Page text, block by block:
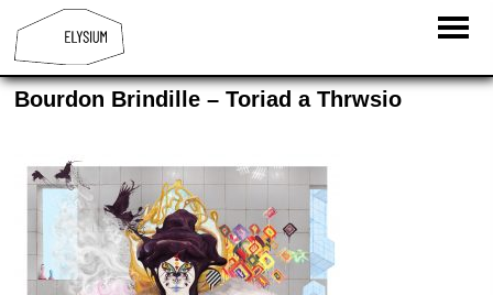
Bourdon Brindille – Toriad a Thrwsio